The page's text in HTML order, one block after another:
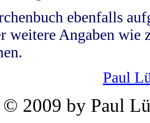
ebenfalls
weitere Angaben wie
Paul
© 2009 by Paul